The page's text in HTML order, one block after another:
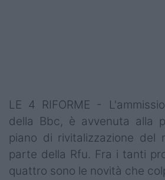
LE 4 RIFORME -
della Bbc, è avvenuta alla
piano di rivitalizzazione del
parte della Rfu. Fra i tanti
quattro sono le novità che